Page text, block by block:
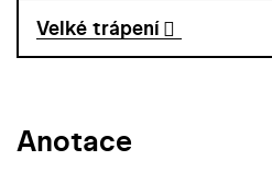
Velké trápení
Anotace